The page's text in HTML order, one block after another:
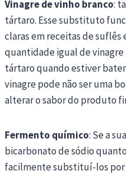
Vinagre de vinho branco:
tártaro. Esse substituto
claras em receitas de suflês
quantidade igual de
tártaro quando estiver
vinagre pode não ser uma
alterar o sabor do produto
Fermento químico: Se a
bicarbonato de sódio
facilmente substituí-los